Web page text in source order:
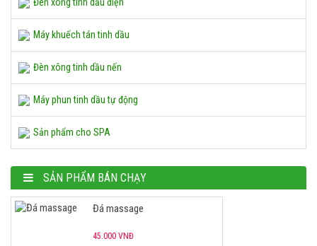
Máy khuếch tán tinh dầu
Đèn xông tinh dầu nến
Máy phun tinh dầu tự động
Sản phẩm cho SPA
SẢN PHẨM BÁN CHẠY
Chậu ngâm chân gỗ
Tủ hấp khăn RTD-23A
1.700.000 VNĐ
Nồi nấu đá
1.700.000 VNĐ
Đá massage
45.000 VNĐ